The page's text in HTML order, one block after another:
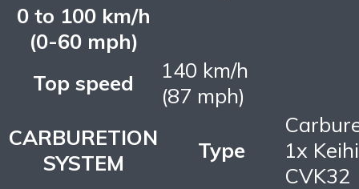
0 to 100 km/h
(0-60 mph)
Top speed
140 km/h
(87 mph)
CARBURETION
SYSTEM
Type
1x
CVK32